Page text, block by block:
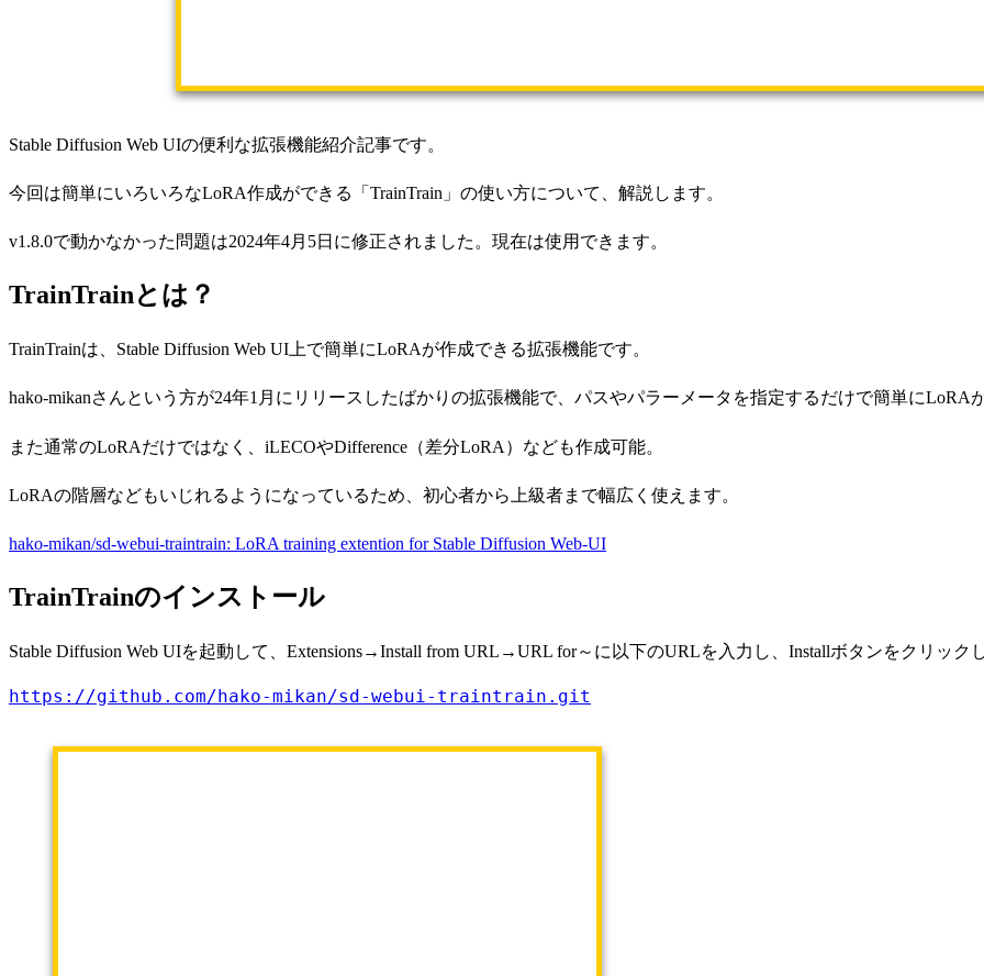
Stable Diffusion Web UIの便利な拡張機能紹介記事です。
今回は簡単にいろいろなLoRA作成ができる「TrainTrain」の使い方について、解説します。
v1.8.0で動かなかった問題は2024年4月5日に修正されました。現在は使用できます。
TrainTrainとは？
TrainTrainは、Stable Diffusion Web UI上で簡単にLoRAが作成できる拡張機能です。
hako-mikanさんという方が24年1月にリリースしたばかりの拡張機能で、パスやパラーメータを指定するだけで簡単にLoRA
また通常のLoRAだけではなく、iLECOやDifference（差分LoRA）なども作成可能。
LoRAの階層などもいじれるようになっているため、初心者から上級者まで幅広く使えます。
hako-mikan/sd-webui-traintrain: LoRA training extention for Stable Diffusion Web-UI
TrainTrainのインストール
Stable Diffusion Web UIを起動して、Extensions→Install from URL→URL for～に以下のURLを入力し、Installボタンをクリック
https://github.com/hako-mikan/sd-webui-traintrain.git